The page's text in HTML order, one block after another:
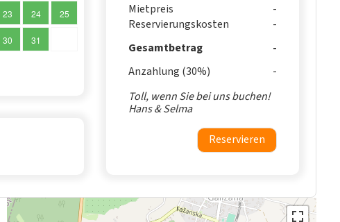
23 24 25
30 31
Mietpreis
Reservierungskosten
Gesamtbetrag
Anzahlung (30%)
Toll, wenn Sie bei uns buchen!
Hans & Selma
Reservieren